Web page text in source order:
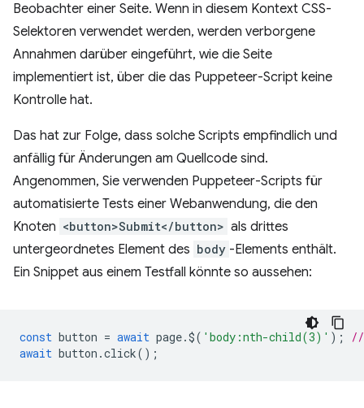
Beobachter einer Seite. Wenn in diesem Kontext CSS-
Selektoren verwendet werden, werden verborgene
Annahmen darüber eingeführt, wie die Seite
implementiert ist, über die das Puppeteer-Script keine
Kontrolle hat.
Das hat zur Folge, dass solche Scripts empfindlich und
anfällig für Änderungen am Quellcode sind.
Angenommen, Sie verwenden Puppeteer-Scripts für
automatisierte Tests einer Webanwendung, die den
Knoten <button>Submit</button> als drittes
untergeordnetes Element des body -Elements enthält.
Ein Snippet aus einem Testfall könnte so aussehen:
const button = await page.$( 'body:nth-child(3)' );
//
await button .click();